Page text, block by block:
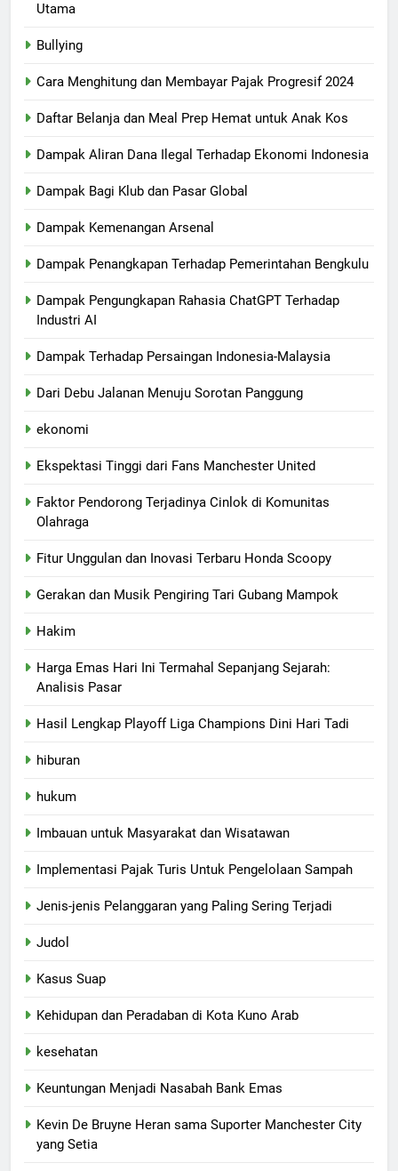
Utama
Bullying
Cara Menghitung dan Membayar Pajak Progresif 2024
Daftar Belanja dan Meal Prep Hemat untuk Anak Kos
Dampak Aliran Dana Ilegal Terhadap Ekonomi Indonesia
Dampak Bagi Klub dan Pasar Global
Dampak Kemenangan Arsenal
Dampak Penangkapan Terhadap Pemerintahan Bengkulu
Dampak Pengungkapan Rahasia ChatGPT Terhadap
Industri AI
Dampak Terhadap Persaingan Indonesia-Malaysia
Dari Debu Jalanan Menuju Sorotan Panggung
ekonomi
Ekspektasi Tinggi dari Fans Manchester United
Faktor Pendorong Terjadinya Cinlok di Komunitas
Olahraga
Fitur Unggulan dan Inovasi Terbaru Honda Scoopy
Gerakan dan Musik Pengiring Tari Gubang Mampok
Hakim
Harga Emas Hari Ini Termahal Sepanjang Sejarah:
Analisis Pasar
Hasil Lengkap Playoff Liga Champions Dini Hari Tadi
hiburan
hukum
Imbauan untuk Masyarakat dan Wisatawan
Implementasi Pajak Turis Untuk Pengelolaan Sampah
Jenis-jenis Pelanggaran yang Paling Sering Terjadi
Judol
Kasus Suap
Kehidupan dan Peradaban di Kota Kuno Arab
kesehatan
Keuntungan Menjadi Nasabah Bank Emas
Kevin De Bruyne Heran sama Suporter Manchester City
yang Setia